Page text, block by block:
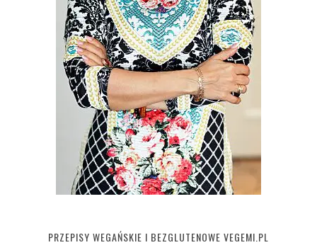
PRZEPISY WEGAŃSKIE I BEZGLUTENOWE VEGEMI.PL